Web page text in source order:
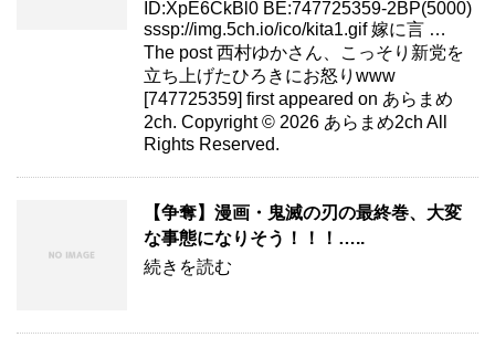
ID:XpE6CkBl0 BE:747725359-2BP(5000)
sssp://img.5ch.io/ico/kita1.gif 嫁に言 …
The post 西村ゆかさん、こっそり新党を
立ち上げたひろきにお怒りwww
[747725359] first appeared on あらまめ
2ch. Copyright © 2026 あらまめ2ch All
Rights Reserved.
【争奪】漫画・鬼滅の刃の最終巻、大変
な事態になりそう！！！…..
続きを読む